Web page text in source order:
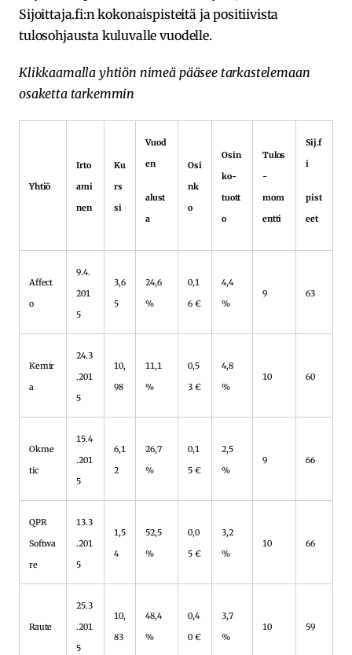
Sijoittaja.fi:n kokonaispisteitä ja positiivista
tulosohjausta kuluvalle vuodelle.
Klikkaamalla yhtiön nimeä pääsee tarkastelemaan
osaketta tarkemmin
Yhtiö
Irto
ami
nen
Ku
rs
si
Vuod
en
alust
a
Osi
nk
o
Osin
ko-
tuott
o
Tulos
-
mom
entti
Sij.f
i
pist
eet
Affect
o
9.4.
201
5
3,6
5
24,6
%
0,1
6 €
4,4
%
9 63
Kemir
a
24.3
.201
5
10,
98
11,1
%
0,5
3 €
4,8
%
10 60
Okme
tic
15.4
.201
5
6,1
2
26,7
%
0,1
5 €
2,5
%
9 66
QPR
Softwa
re
13.3
.201
5
1,5
4
52,5
%
0,0
5 €
3,2
%
10 66
Raute
25.3
.201
5
10,
83
48,4
%
0,4
0 €
3,7
%
10 59